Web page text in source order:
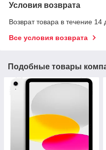
Условия возврата
Возврат товара в течение 14
Все условия возврата
Подобные товары